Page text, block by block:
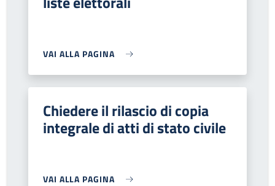
VAI ALLA PAGINA
Chiedere il rilascio di copia
integrale di atti di stato civile
VAI ALLA PAGINA